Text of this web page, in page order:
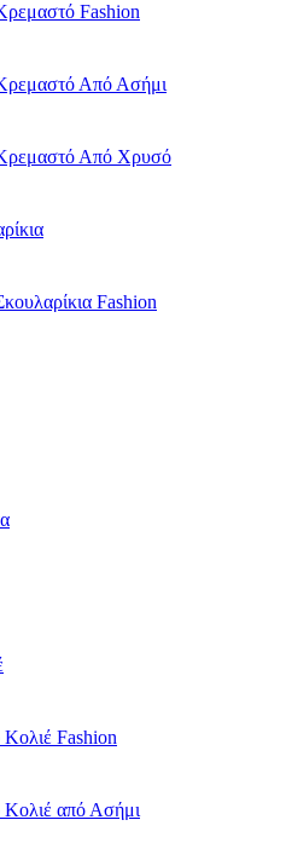
Fashion
Από Ασήμι
Από Χρυσό
Fashion
Κολιέ Fashion
Κολιέ από Ασήμι